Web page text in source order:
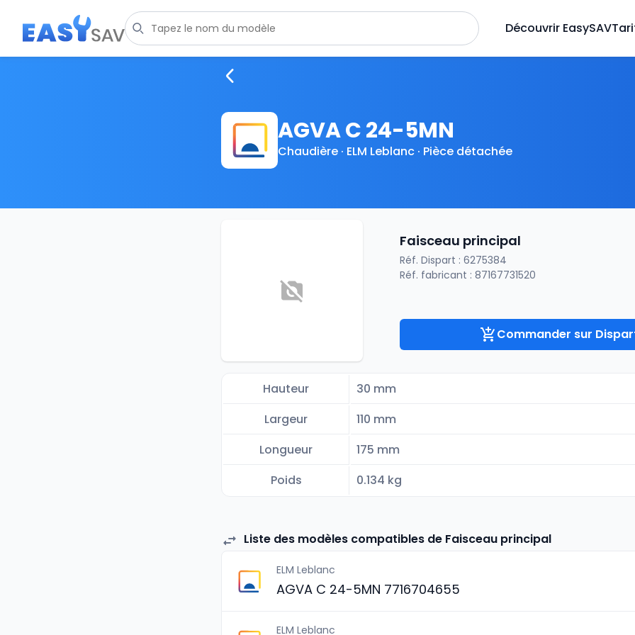
Découvrir EasySAV
AGVA C 24-5MN
Chaudière · ELM Leblanc · Pièce détachée
Faisceau principal
Réf. Dispart : 6275384
Réf. fabricant : 87167731520
Commander sur
Hauteur
30 mm
Largeur
110 mm
Longueur
175 mm
Poids
0.134 kg
Liste des modèles compatibles de Faisceau principal
ELM Leblanc
AGVA C 24-5MN 7716704655
ELM Leblanc